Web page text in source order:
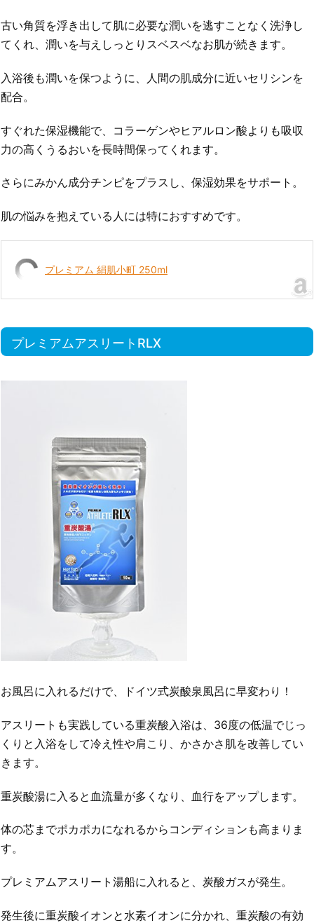
古い角質を浮き出して肌に必要な潤いを逃すことなく洗浄し
てくれ、潤いを与えしっとりスベスベなお肌が続きます。
入浴後も潤いを保つように、人間の肌成分に近いセリシンを
配合。
すぐれた保湿機能で、コラーゲンやヒアルロン酸よりも吸収
力の高くうるおいを長時間保ってくれます。
さらにみかん成分チンピをプラスし、保湿効果をサポート。
肌の悩みを抱えている人には特におすすめです。
プレミアム 絹肌小町 250ml
プレミアムアスリートRLX
お風呂に入れるだけで、ドイツ式炭酸泉風呂に早変わり！
アスリートも実践している重炭酸入浴は、36度の低温でじっ
くりと入浴をして冷え性や肩こり、かさかさ肌を改善してい
きます。
重炭酸湯に入ると血流量が多くなり、血行をアップします。
体の芯までポカポカになれるからコンディションも高まりま
す。
プレミアムアスリート湯船に入れると、炭酸ガスが発生。
発生後に重炭酸イオンと水素イオンに分かれ、重炭酸の有効